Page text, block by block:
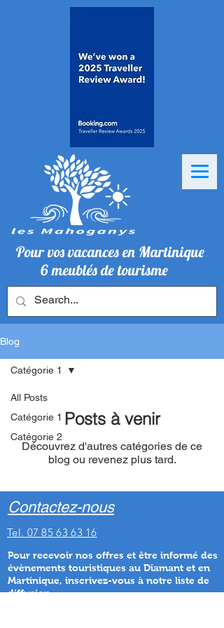
Pour vos vacances en Martinique
6 meublés de tourisme
Blog
All Posts
Catégorie 1
Catégorie 2
Catégorie 1
Posts à venir
Découvrez d'autres catégories de ce
blog ou revenez plus tard.
Contactez-nous
Tel. 07 85 63 63 16
Pour recevoir nos offres et être informé des
évènements touristiques au Diamant et en
Martinique, inscrivez-vous à notre liste de
diffusion